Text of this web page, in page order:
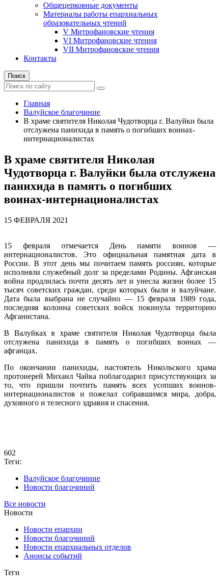
Общецерковные документы
Материалы работы епархиальных
образовательных чтений
V Митрофановские чтения
VI Митрофановские чтения
VII Митрофановские чтения
Контакты
Поиск
Главная
Валуйское благочиние
В храме святителя Николая Чудотворца г. Валуйки была
отслужена панихида в память о погибших воинах-
интернационалистах
В храме святителя Николая
Чудотворца г. Валуйки была отслужена
панихида в память о погибших
воинах-интернационалистах
15 ФЕВРАЛЯ 2021
15 февраля отмечается День памяти воинов —
интернационалистов. Это официальная памятная дата в
России. В этот день мы почитаем память россиян, которые
исполняли служебный долг за пределами Родины. Афганская
война продлилась почти десять лет и унесла жизни более 15
тысяч советских граждан, среди которых были и валуйчане.
Дата была выбрана не случайно — 15 февраля 1989 года,
последняя колонна советских войск покинула территорию
Афганистана.
В Валуйках в храме святителя Николая Чудотворца была
отслужена панихида в память о погибших воинах —
афганцах.
По окончании панихиды, настоятель Никольского храма
протоиерей Михаил Чайка поблагодарил присутствующих за
то, что пришли почтить память всех усопших воинов-
интернационалистов и пожелал собравшимся мира, добра,
духовного и телесного здравия и спасения.
602
Теги:
Валуйское благочиние
Новости благочиний
Все новости
Новости
Новости епархии
Новости благочиний
Новости епархиальных отделов
Анонсы событий
Теги